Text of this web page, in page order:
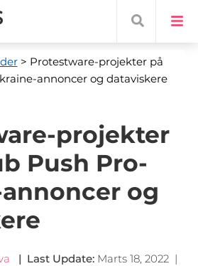
> Protestware-projekter på
annoncer og dataviskere
projekter
Push Pro-
og
| Last Update: Marts 18, 2022|